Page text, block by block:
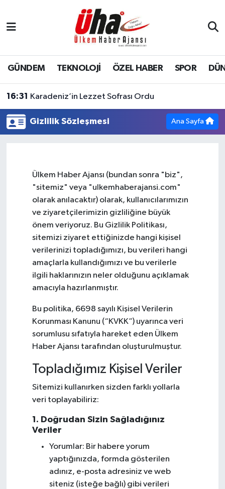
GÜNDEM TEKNOLOJİ ÖZEL HABER SPOR
16:31 Karadeniz’in Lezzet Sofrası Ordu
Gizlilik Sözleşmesi Ana Sayfa
Ülkem Haber Ajansı (bundan sonra "biz",
"sitemiz" veya "ulkemhaberajansi.com"
olarak anılacaktır) olarak, kullanıcılarımızın
ve ziyaretçilerimizin gizliliğine büyük
önem veriyoruz. Bu Gizlilik Politikası,
sitemizi ziyaret ettiğinizde hangi kişisel
verilerinizi topladığımızı, bu verileri hangi
amaçlarla kullandığımızı ve bu verilerle
ilgili haklarınızın neler olduğunu açıklamak
amacıyla hazırlanmıştır.
Bu politika, 6698 sayılı Kişisel Verilerin
Korunması Kanunu (“KVKK”) uyarınca veri
sorumlusu sıfatıyla hareket eden Ülkem
Haber Ajansı tarafından oluşturulmuştur.
Topladığımız Kişisel Veriler
Sitemizi kullanırken sizden farklı yollarla
veri toplayabiliriz:
1. Doğrudan Sizin Sağladığınız
Veriler
Yorumlar: Bir habere yorum
yaptığınızda, formda gösterilen
adınız, e-posta adresiniz ve web
siteniz (isteğe bağlı) gibi verileri
İstanbul Nöbetçi Eczaneler
İstanbul Hava Durumu
Son Dakika Haberleri
Haber Arşivi